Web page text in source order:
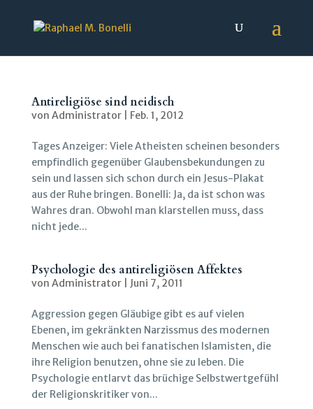
Antireligiöse sind neidisch
von Administrator| Feb. 1, 2012
Tages Anzeiger: Viele Atheisten scheinen besonders
empfindlich gegenüber Glaubensbekundungen zu
sein und lassen sich schon durch ein Jesus-Plakat
aus der Ruhe bringen. Bonelli: Ja, da ist schon was
Wahres dran. Obwohl man klarstellen muss, dass
nicht jede...
Psychologie des antireligiösen Affektes
von Administrator| Juni 7, 2011
Aggression gegen Gläubige gibt es auf vielen
Ebenen, im gekränkten Narzissmus des modernen
Menschen wie auch bei fanatischen Islamisten, die
ihre Religion benutzen, ohne sie zu leben. Die
Psychologie entlarvt das brüchige Selbstwertgefühl
der Religionskritiker von...